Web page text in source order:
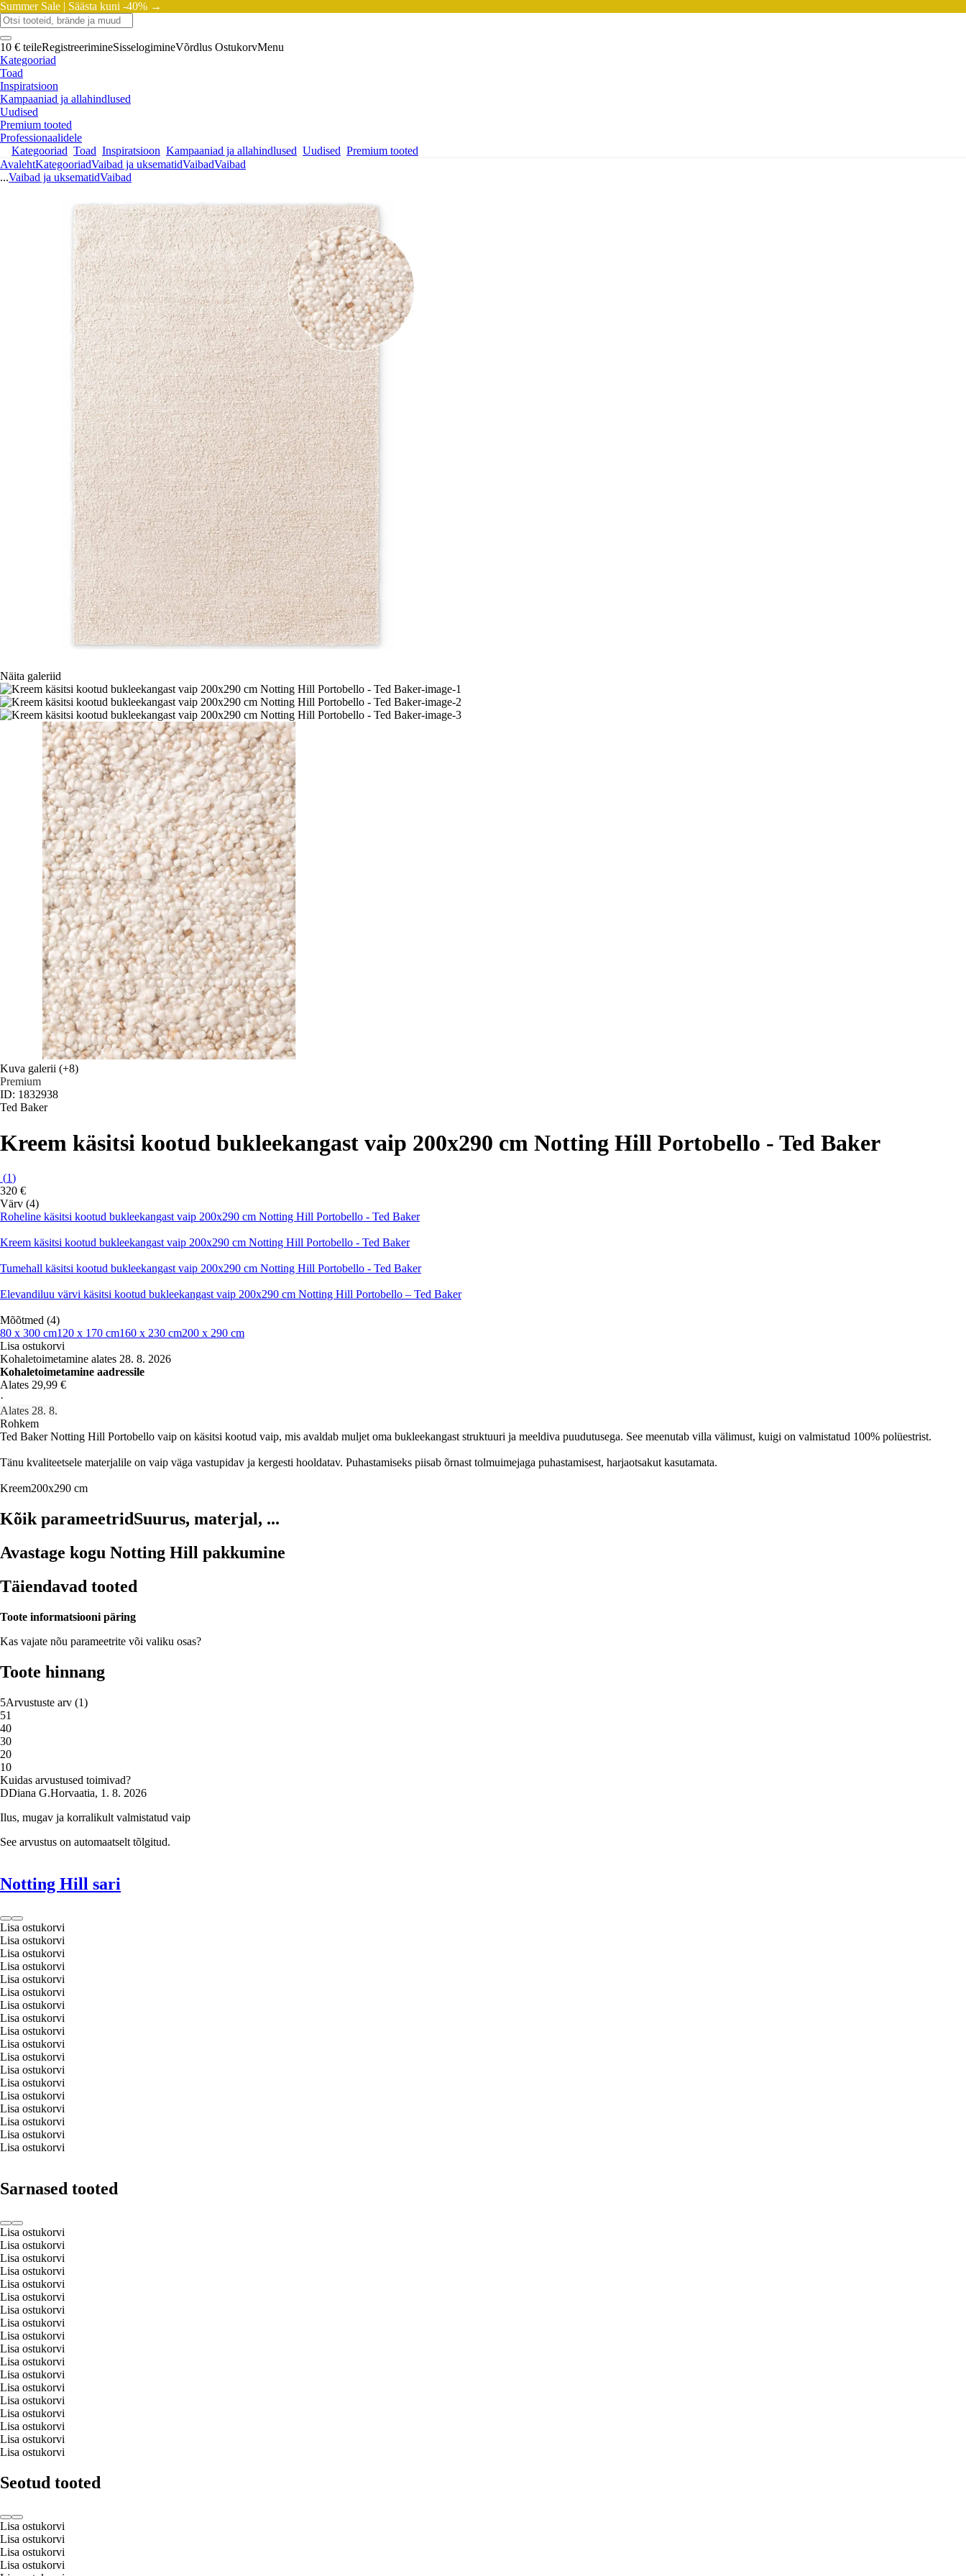
Summer Sale | Säästa kuni -40% →
10 € teileRegistreerimineSisselogimineVõrdlus OstukorvMenu
Kategooriad
Toad
Inspiratsioon
Kampaaniad ja allahindlused
Uudised
Premium tooted
Professionaalidele
Kategooriad Toad Inspiratsioon Kampaaniad ja allahindlused Uudised Premium tooted
AvalehtKategooriadVaibad ja uksematidVaibadVaibad
...Vaibad ja uksematidVaibad
Näita galeriid
Kuva galerii (+8)
Premium
ID: 1832938
Ted Baker
Kreem käsitsi kootud bukleekangast vaip 200x290 cm Notting Hill Portobello - Ted Baker
(1)
320 €
Värv (4)
Roheline käsitsi kootud bukleekangast vaip 200x290 cm Notting Hill Portobello - Ted Baker
Kreem käsitsi kootud bukleekangast vaip 200x290 cm Notting Hill Portobello - Ted Baker
Tumehall käsitsi kootud bukleekangast vaip 200x290 cm Notting Hill Portobello - Ted Baker
Elevandiluu värvi käsitsi kootud bukleekangast vaip 200x290 cm Notting Hill Portobello – Ted Baker
Mõõtmed (4)
80 x 300 cm120 x 170 cm160 x 230 cm200 x 290 cm
Lisa ostukorvi
Kohaletoimetamine alates 28. 8. 2026
Kohaletoimetamine aadressile
Alates 29,99 €
·
Alates 28. 8.
Rohkem
Ted Baker Notting Hill Portobello vaip on käsitsi kootud vaip, mis avaldab muljet oma bukleekangast struktuuri ja meeldiva puudutusega. See meenutab villa välimust, kuigi on valmistatud 100% polüestrist.
Tänu kvaliteetsele materjalile on vaip väga vastupidav ja kergesti hooldatav. Puhastamiseks piisab õrnast tolmuimejaga puhastamisest, harjaotsakut kasutamata.
Kreem200x290 cm
Kõik parameetridSuurus, materjal, ...
Avastage kogu Notting Hill pakkumine
Täiendavad tooted
Toote informatsiooni päring
Kas vajate nõu parameetrite või valiku osas?
Toote hinnang
5Arvustuste arv (1)
51
40
30
20
10
Kuidas arvustused toimivad?
DDiana G.Horvaatia, 1. 8. 2026
Ilus, mugav ja korralikult valmistatud vaip
See arvustus on automaatselt tõlgitud.
Notting Hill sari
Lisa ostukorvi
Lisa ostukorvi
Lisa ostukorvi
Lisa ostukorvi
Lisa ostukorvi
Lisa ostukorvi
Lisa ostukorvi
Lisa ostukorvi
Lisa ostukorvi
Lisa ostukorvi
Lisa ostukorvi
Lisa ostukorvi
Lisa ostukorvi
Lisa ostukorvi
Lisa ostukorvi
Lisa ostukorvi
Lisa ostukorvi
Lisa ostukorvi
Sarnased tooted
Lisa ostukorvi
Lisa ostukorvi
Lisa ostukorvi
Lisa ostukorvi
Lisa ostukorvi
Lisa ostukorvi
Lisa ostukorvi
Lisa ostukorvi
Lisa ostukorvi
Lisa ostukorvi
Lisa ostukorvi
Lisa ostukorvi
Lisa ostukorvi
Lisa ostukorvi
Lisa ostukorvi
Lisa ostukorvi
Lisa ostukorvi
Lisa ostukorvi
Seotud tooted
Lisa ostukorvi
Lisa ostukorvi
Lisa ostukorvi
Lisa ostukorvi